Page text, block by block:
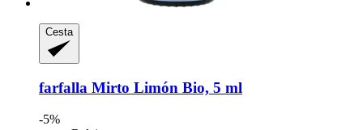
Cesta
farfalla Mirto Limón Bio, 5 ml
-5%